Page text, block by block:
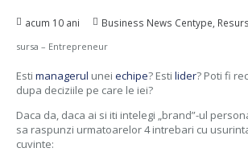
acum 10 ani Business News Centype
sursa – Entrepreneur
Esti managerul unei echipe? Esti lider? Poti fi
dupa deciziile pe care le iei?
Daca da, daca ai si iti intelegi „brand”-ul
sa raspunzi urmatoarelor 4 intrebari cu
cuvinte: